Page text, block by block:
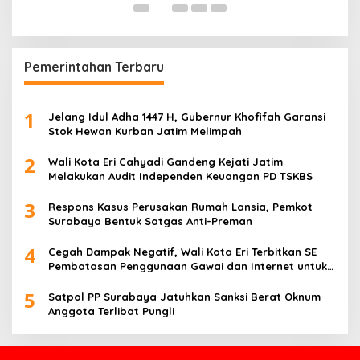
Pemerintahan Terbaru
1
Jelang Idul Adha 1447 H, Gubernur Khofifah Garansi
Stok Hewan Kurban Jatim Melimpah
2
Wali Kota Eri Cahyadi Gandeng Kejati Jatim
Melakukan Audit Independen Keuangan PD TSKBS
3
Respons Kasus Perusakan Rumah Lansia, Pemkot
Surabaya Bentuk Satgas Anti-Preman
4
Cegah Dampak Negatif, Wali Kota Eri Terbitkan SE
Pembatasan Penggunaan Gawai dan Internet untuk
5
Satpol PP Surabaya Jatuhkan Sanksi Berat Oknum
Anggota Terlibat Pungli